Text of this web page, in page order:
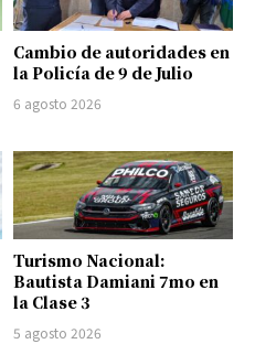
Cambio de autoridades en
la Policía de 9 de Julio
6 agosto 2026
Turismo Nacional:
Bautista Damiani 7mo en
la Clase 3
5 agosto 2026